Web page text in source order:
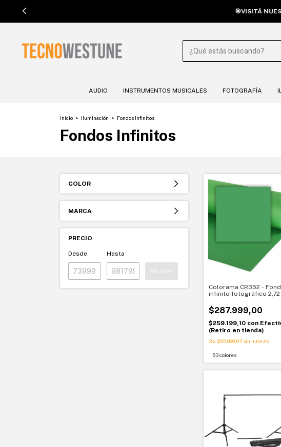
🎯VISITÁ
AUDIO INSTRUMENTOS MUSICALES FOTOGRAFÍA
Inicio > Iluminación > Fondos Infinitos
Fondos Infinitos
COLOR
MARCA
PRECIO
Desde Hasta
Colorama CR352 -
infinito fotográfico 2,72
$287.999,00
$259.199,10 con
(Retiro en tienda)
3x $95.999,67 sin interés
63 colores